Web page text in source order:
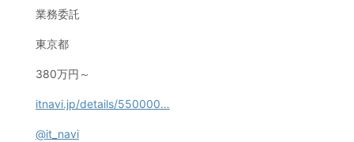
業務委託
東京都
380万円～
itnavi.jp/details/550000…
@it_navi